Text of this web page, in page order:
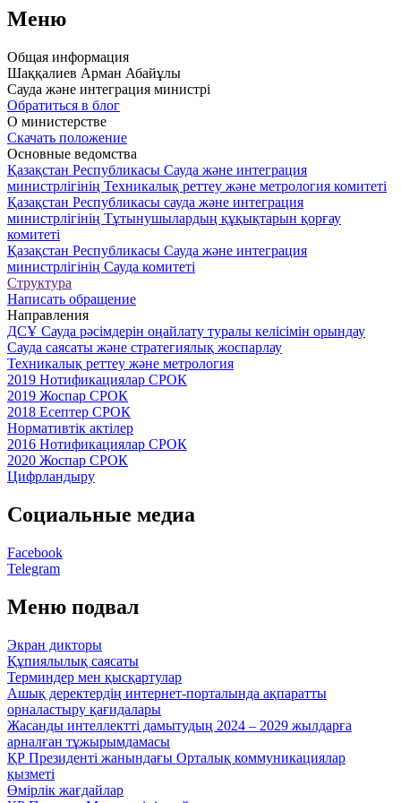
Меню
Общая информация
Шаққалиев Арман Абайұлы
Сауда және интеграция министрі
Обратиться в блог
О министерстве
Скачать положение
Основные ведомства
Қазақстан Республикасы Сауда және интеграция
министрлігінің Техникалық реттеу және метрология комитеті
Қазақстан Республикасы сауда және интеграция
министрлігінің Тұтынушылардың құқықтарын қорғау
комитеті
Қазақстан Республикасы Сауда және интеграция
министрлігінің Сауда комитеті
Структура
Написать обращение
Направления
ДСҰ Сауда рәсімдерін оңайлату туралы келісімін орындау
Сауда саясаты және стратегиялық жоспарлау
Техникалық реттеу және метрология
2019 Нотификациялар СРОК
2019 Жоспар СРОК
2018 Есептер СРОК
Нормативтік актілер
2016 Нотификациялар СРОК
2020 Жоспар СРОК
Цифрландыру
Социальные медиа
Facebook
Telegram
Меню подвал
Экран дикторы
Құпиялылық саясаты
Терминдер мен қысқартулар
Ашық деректердің интернет-порталында ақпаратты
орналастыру қағидалары
Жасанды интеллектті дамытудың 2024 – 2029 жылдарға
арналған тұжырымдамасы
ҚР Президенті жанындағы Орталық коммуникациялар
қызметі
Өмірлік жағдайлар